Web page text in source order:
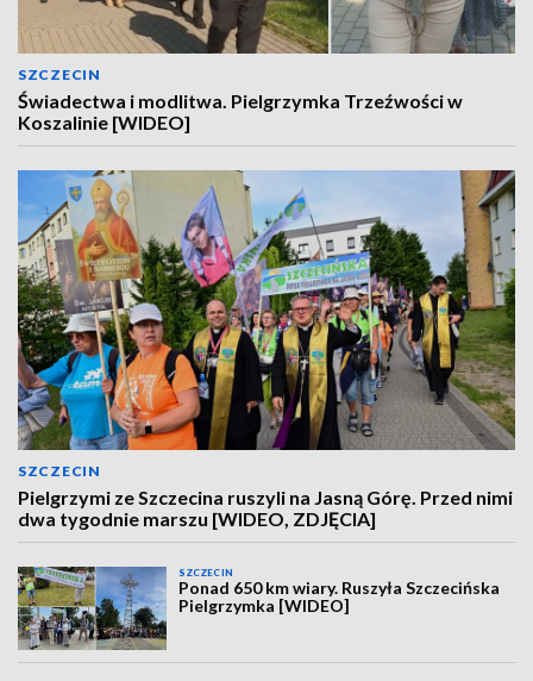
SZCZECIN
Świadectwa i modlitwa. Pielgrzymka Trzeźwości w
Koszalinie [WIDEO]
SZCZECIN
Pielgrzymi ze Szczecina ruszyli na Jasną Górę. Przed nimi
dwa tygodnie marszu [WIDEO, ZDJĘCIA]
SZCZECIN
Ponad 650 km wiary. Ruszyła Szczecińska
Pielgrzymka [WIDEO]